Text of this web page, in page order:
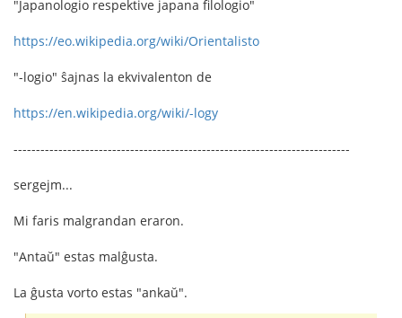
"Japanologio respektive japana filologio"
https://eo.wikipedia.org/wiki/Orientalisto
"-logio" ŝajnas la ekvivalenton de
https://en.wikipedia.org/wiki/-logy
---------------------------------------------------------------------------
sergejm...
Mi faris malgrandan eraron.
"Antaŭ" estas malĝusta.
La ĝusta vorto estas "ankaŭ".